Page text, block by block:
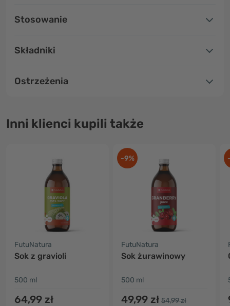
Stosowanie
Składniki
Ostrzeżenia
Inni klienci kupili także
FutuNatura
Sok z gravioli
500 ml
64,99 zł
-9%
FutuNatura
Sok żurawinowy
500 ml
49,99 zł 54,99 zł